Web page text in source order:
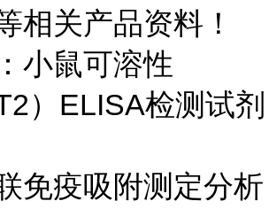
相关产品资料！
小鼠可溶性
）ELISA检测试剂
免疫吸附测定分析